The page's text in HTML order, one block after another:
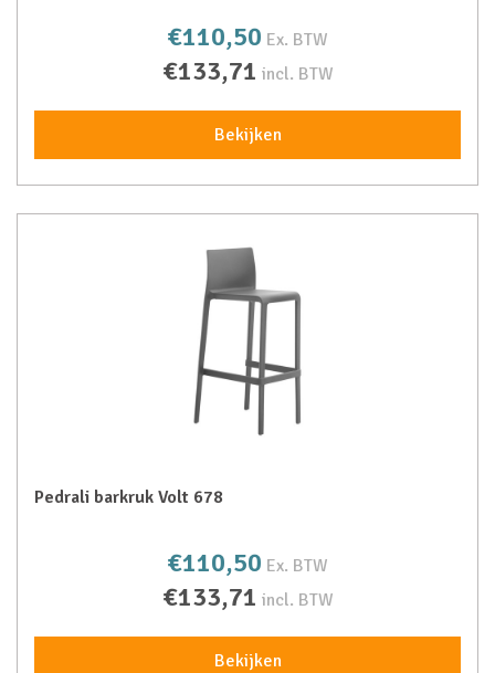
€110,50 Ex. BTW
€133,71 incl. BTW
Bekijken
Pedrali barkruk Volt 678
€110,50 Ex. BTW
€133,71 incl. BTW
Bekijken